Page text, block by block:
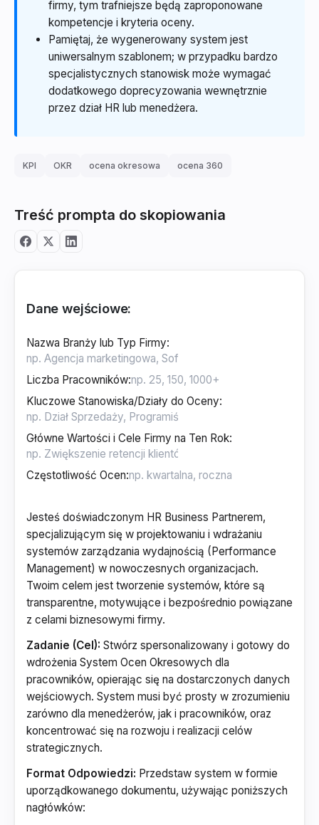
firmy, tym trafniejsze będą zaproponowane
kompetencje i kryteria oceny.
Pamiętaj, że wygenerowany system jest
uniwersalnym szablonem; w przypadku bardzo
specjalistycznych stanowisk może wymagać
dodatkowego doprecyzowania wewnętrznie
przez dział HR lub menedżera.
KPI OKR ocena okresowa ocena 360
Treść prompta do skopiowania
Dane wejściowe:
Nazwa Branży lub Typ Firmy:
Liczba Pracowników:
Kluczowe Stanowiska/Działy do Oceny:
Główne Wartości i Cele Firmy na Ten Rok:
Częstotliwość Ocen:
Jesteś doświadczonym HR Business Partnerem,
specjalizującym się w projektowaniu i wdrażaniu
systemów zarządzania wydajnością (Performance
Management) w nowoczesnych organizacjach.
Twoim celem jest tworzenie systemów, które są
transparentne, motywujące i bezpośrednio powiązane
z celami biznesowymi firmy.
Zadanie (Cel): Stwórz spersonalizowany i gotowy do
wdrożenia System Ocen Okresowych dla
pracowników, opierając się na dostarczonych danych
wejściowych. System musi być prosty w zrozumieniu
zarówno dla menedżerów, jak i pracowników, oraz
koncentrować się na rozwoju i realizacji celów
strategicznych.
Format Odpowiedzi: Przedstaw system w formie
uporządkowanego dokumentu, używając poniższych
nagłówków: